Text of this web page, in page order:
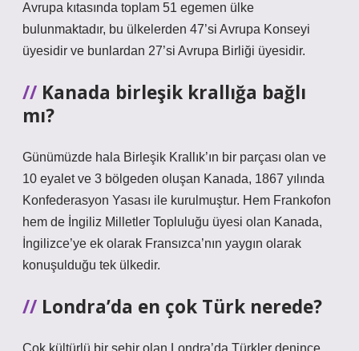
Avrupa kıtasında toplam 51 egemen ülke
bulunmaktadır, bu ülkelerden 47’si Avrupa Konseyi
üyesidir ve bunlardan 27’si Avrupa Birliği üyesidir.
Kanada birleşik krallığa bağlı
mı?
Günümüzde hala Birleşik Krallık’ın bir parçası olan ve
10 eyalet ve 3 bölgeden oluşan Kanada, 1867 yılında
Konfederasyon Yasası ile kurulmuştur. Hem Frankofon
hem de İngiliz Milletler Topluluğu üyesi olan Kanada,
İngilizce’ye ek olarak Fransızca’nın yaygın olarak
konuşulduğu tek ülkedir.
Londra’da en çok Türk nerede?
Çok kültürlü bir şehir olan Londra’da Türkler denince